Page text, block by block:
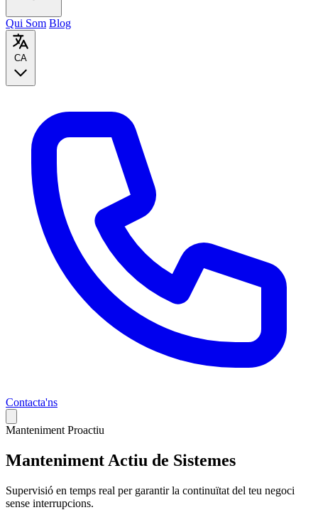
Qui Som Blog
CA
Contacta'ns
Manteniment Proactiu
Manteniment Actiu de Sistemes
Supervisió en temps real per garantir la continuïtat del teu negoci
sense interrupcions.